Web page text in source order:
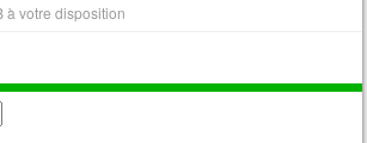
à votre disposition